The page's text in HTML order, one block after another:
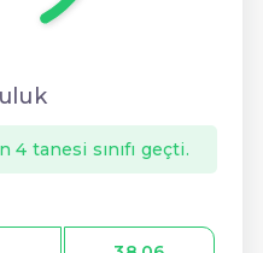
tanesi sınıfı geçti.